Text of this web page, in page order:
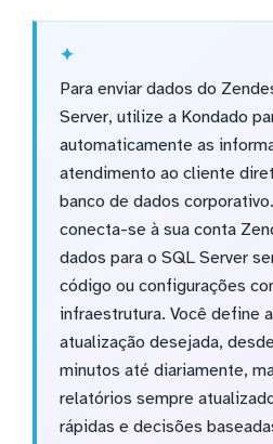
Para enviar dados do
Server, utilize a Kondado
automaticamente as
atendimento ao cliente
banco de dados
conecta-se à sua conta
dados para o SQL Server
código ou configurações
infraestrutura. Você define
atualização desejada,
minutos até diariamente,
relatórios sempre
rápidas e decisões